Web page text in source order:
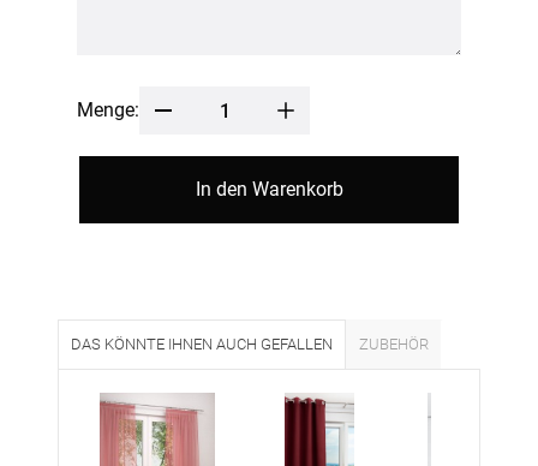
Menge:
In den Warenkorb
DAS KÖNNTE IHNEN AUCH GEFALLEN ZUBEHÖR